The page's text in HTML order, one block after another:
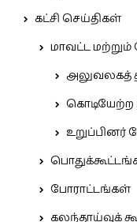
கட்சி செய்திகள்
மாவட்ட மற்றும்
அலுவலகத்
கொடியேற்ற
உறுப்பினர்
போராட்டங்கள்
கலந்தாய்வுக்